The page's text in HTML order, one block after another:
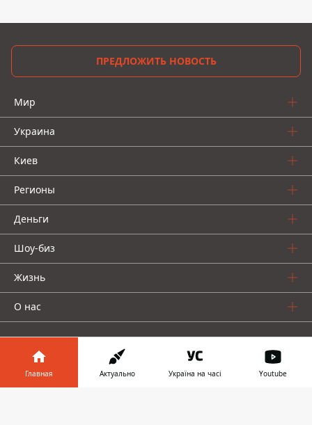
ПРЕДЛОЖИТЬ НОВОСТЬ
Мир
Украина
Киев
Регионы
Деньги
Шоу-биз
Жизнь
О нас
Главная Актуально Україна на часі Youtube